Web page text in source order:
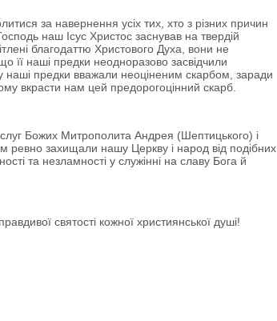
за навернення усіх тих, хто з різних причин
наш Ісус Христос заснував на твердій
благодаттю Христового Духа, вони не
її наші предки неодноразово засвідчили
наші предки вважали неоціненим скарбом, заради
вкрасти нам цей предорогоцінний скарб.
Божих Митрополита Андрея (Шептицького) і
ревно захищали нашу Церкву і народ від подібних
та незламності у служінні на славу Бога й
святості кожної християнської душі!